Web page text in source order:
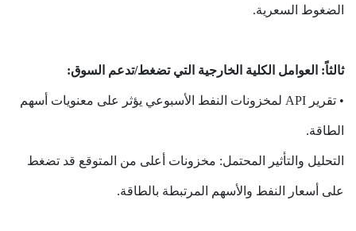
الضغوط السعرية.
ثالثاً: العوامل الكلية الخارجية التي تضغط/تدعم السوق:
• تقرير API لمخزونات النفط الأسبوعي يؤثر على معنويات أسهم
الطاقة.
التحليل والتأثير المحتمل: مخزونات أعلى من المتوقع قد تضغط
على أسعار النفط والأسهم المرتبطة بالطاقة.